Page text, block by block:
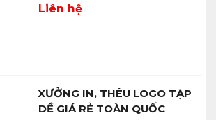
Liên hệ
XƯỞNG IN, THÊU LOGO TẠP
DỀ GIÁ RẺ TOÀN QUỐC